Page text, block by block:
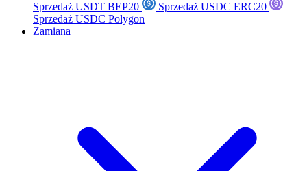
Sprzedaż USDT BEP20
Sprzedaż USDC ERC20
Sprzedaż USDC Polygon
Zamiana